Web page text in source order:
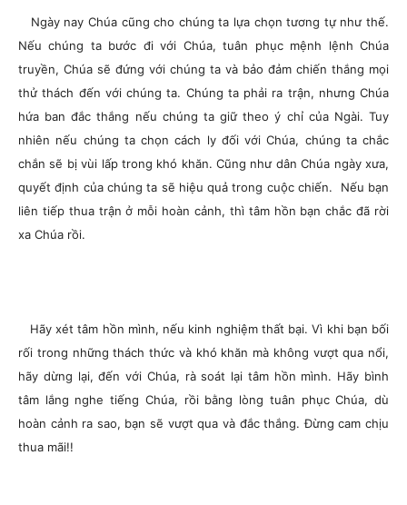
Ngày nay Chúa cũng cho chúng ta lựa chọn tương tự như thế.
Nếu chúng ta bước đi với Chúa, tuân phục mệnh lệnh Chúa
truyền, Chúa sẽ đứng với chúng ta và bảo đảm chiến thắng mọi
thử thách đến với chúng ta. Chúng ta phải ra trận, nhưng Chúa
hứa ban đắc thắng nếu chúng ta giữ theo ý chỉ của Ngài. Tuy
nhiên nếu chúng ta chọn cách ly đối với Chúa, chúng ta chắc
chắn sẽ bị vùi lấp trong khó khăn. Cũng như dân Chúa ngày xưa,
quyết định của chúng ta sẽ hiệu quả trong cuộc chiến. Nếu bạn
liên tiếp thua trận ở mỗi hoàn cảnh, thì tâm hồn bạn chắc đã rời
xa Chúa rồi.
Hãy xét tâm hồn mình, nếu kinh nghiệm thất bại. Vì khi bạn bối
rối trong những thách thức và khó khăn mà không vượt qua nổi,
hãy dừng lại, đến với Chúa, rà soát lại tâm hồn mình. Hãy bình
tâm lắng nghe tiếng Chúa, rồi bằng lòng tuân phục Chúa, dù
hoàn cảnh ra sao, bạn sẽ vượt qua và đắc thắng. Đừng cam chịu
thua mãi!!